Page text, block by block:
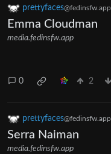
prettyfaces@fedinsfw.app
Emma Cloudman
media.fedinsfw.app
0 2
prettyfaces@fedinsfw.app
Serra Naiman
media.fedinsfw.app